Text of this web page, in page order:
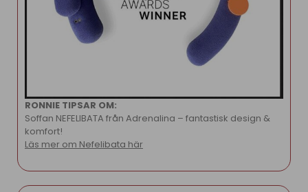
RONNIE TIPSAR OM:
Soffan NEFELIBATA från Adrenalina – fantastisk design &
komfort!
Läs mer om Nefelibata här